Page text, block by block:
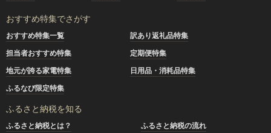
おすすめ特集でさがす
おすすめ特集一覧
訳あり返礼品特集
担当者おすすめ特集
定期便特集
地元が誇る家電特集
日用品・消耗品特集
ふるなび限定特集
ふるさと納税を知る
ふるさと納税とは？
ふるさと納税の流れ